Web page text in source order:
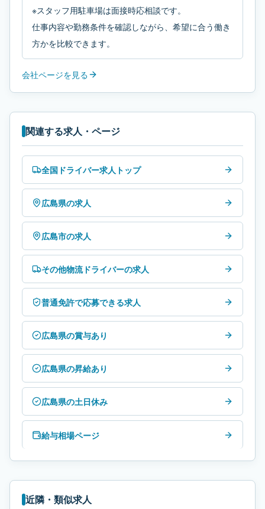
※スタッフ用駐車場は面接時応相談です。
仕事内容や勤務条件を確認しながら、希望に合う働き
方かを比較できます。
会社ページを見る
関連する求人・ページ
全国ドライバー求人トップ
広島県の求人
広島市の求人
その他物流ドライバーの求人
普通免許で応募できる求人
広島県の賞与あり
広島県の昇給あり
広島県の土日休み
給与相場ページ
近隣・類似求人